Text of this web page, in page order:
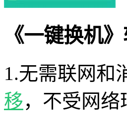
《一键换机
1.无需联网和
移，不受网络